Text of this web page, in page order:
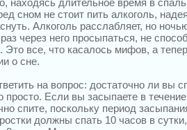
находясь длительное время в
сном не стоит пить алкоголь,
Алкоголь расслабляет, но
через него просыпаться, не
Это все, что касалось мифов, а
о сне.
на вопрос: достаточно ли вы
просто. Если вы засыпаете в
спите, поскольку период
должны спать 10 часов в